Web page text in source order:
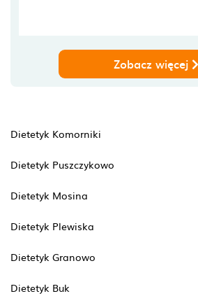
Zobacz więcej
Dietetyk Komorniki
Dietetyk Puszczykowo
Dietetyk Mosina
Dietetyk Plewiska
Dietetyk Granowo
Dietetyk Buk